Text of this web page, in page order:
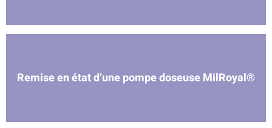
Remise en état d’une pompe doseuse MilRoyal®